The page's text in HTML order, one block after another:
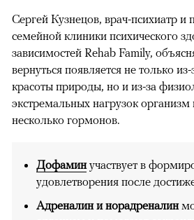
Сергей Кузнецов, врач-психиатр и
семейной клиники психического
зависимостей Rehab Family,
вернуться появляется не только
красоты природы, но и из-за
экстремальных нагрузок организм
несколько гормонов.
Дофаминучаствует в
удовлетворения после
Адреналин и норадреналин